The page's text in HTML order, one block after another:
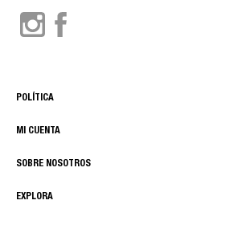
EXPLORA
SOBRE NOSOTROS
MI CUENTA
POLÍTICA